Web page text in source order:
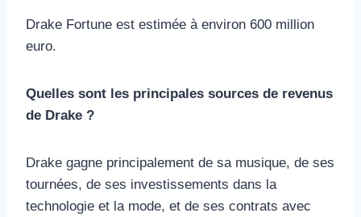
Drake Fortune est estimée à environ 600 million
euro.
Quelles sont les principales sources de revenus
de Drake ?
Drake gagne principalement de sa musique, de ses
tournées, de ses investissements dans la
technologie et la mode, et de ses contrats avec